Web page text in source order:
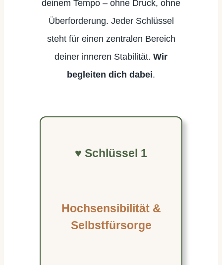
deinem Tempo – ohne Druck, ohne
Überforderung. Jeder Schlüssel
steht für einen zentralen Bereich
deiner inneren Stabilität. Wir
begleiten dich dabei.
♥ Schlüssel 1
Hochsensibilität &
Selbstfürsorge